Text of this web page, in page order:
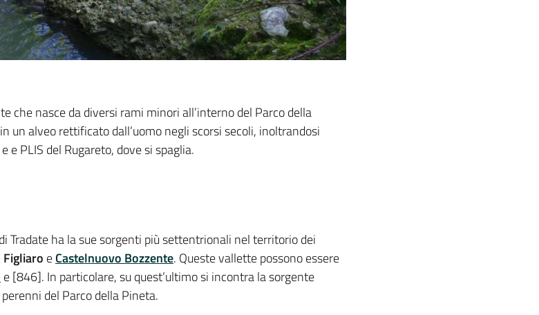
che nasce da diversi rami minori all’interno del Parco della
un alveo rettificato dall’uomo negli scorsi secoli, inoltrandosi
e PLIS del Rugareto, dove si spaglia.
Tradate ha la sue sorgenti più settentrionali nel territorio dei
Figliaro eCastelnuovo Bozzente. Queste vallette possono essere
e [846]. In particolare, su quest’ultimo si incontra la sorgente
del Parco della Pineta.